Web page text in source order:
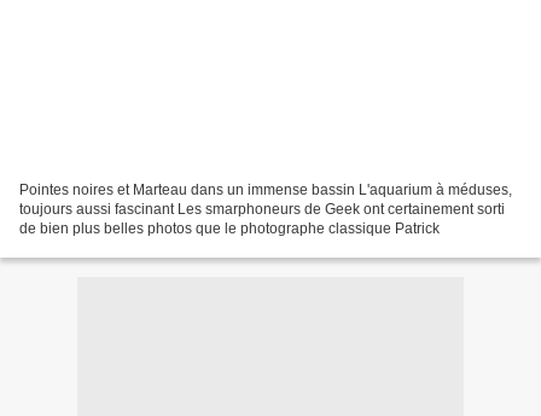
Pointes noires et Marteau dans un immense bassin L'aquarium à méduses,
toujours aussi fascinant Les smarphoneurs de Geek ont certainement sorti
de bien plus belles photos que le photographe classique Patrick